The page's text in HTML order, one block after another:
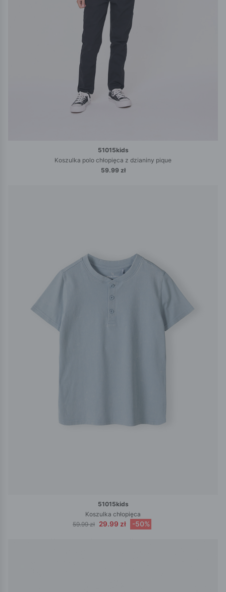
51015kids
Koszulka polo chłopięca z dzianiny pique
59.99 zł
51015kids
Koszulka chłopięca
59.99 zł 29.99 zł -50%